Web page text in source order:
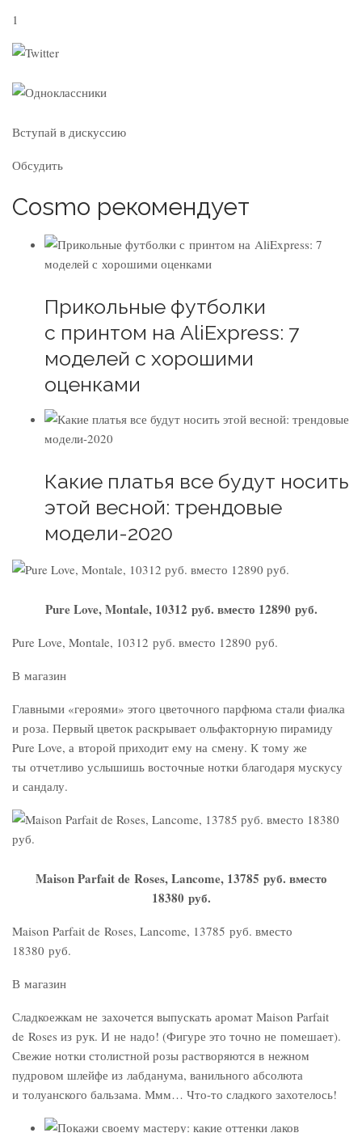
1
Вступай в дискуссию
Обсудить
Cosmo рекомендует
Прикольные футболки
с принтом на AliExpress: 7
моделей с хорошими
оценками
Какие платья все будут носить
этой весной: трендовые
модели-2020
Pure Love, Montale, 10312 руб. вместо 12890 руб.
Pure Love, Montale, 10312 руб. вместо 12890 руб.
В магазин
Главными «героями» этого цветочного парфюма стали фиалка
и роза. Первый цветок раскрывает ольфакторную пирамиду
Pure Love, а второй приходит ему на смену. К тому же
ты отчетливо услышишь восточные нотки благодаря мускусу
и сандалу.
Maison Parfait de Roses, Lancome, 13785 руб. вместо
18380 руб.
Maison Parfait de Roses, Lancome, 13785 руб. вместо
18380 руб.
В магазин
Сладкоежкам не захочется выпускать аромат Maison Parfait
de Roses из рук. И не надо! (Фигуре это точно не помешает).
Свежие нотки столистной розы растворяются в нежном
пудровом шлейфе из лабданума, ванильного абсолюта
и толуанского бальзама. Ммм… Что-то сладкого захотелось!